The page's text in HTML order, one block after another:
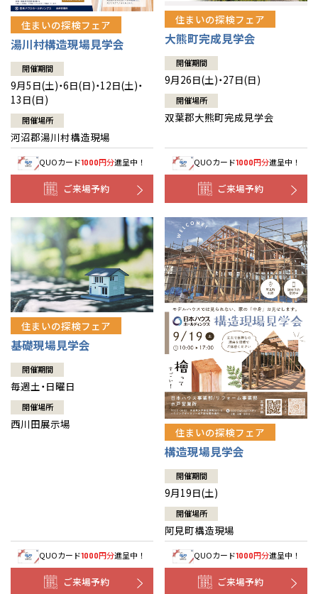
住まいの探検フェア
湯川村構造現場見学会
開催期間
9月5日(土)・6日(日)・12日(土)・
13日(日)
開催場所
河沼郡湯川村構造現場
QUOカード1000円分進呈中！
ご来場予約
住まいの探検フェア
大熊町完成見学会
開催期間
9月26日(土)・27日(日)
開催場所
双葉郡大熊町完成見学会
QUOカード1000円分進呈中！
ご来場予約
住まいの探検フェア
基礎現場見学会
開催期間
毎週土・日曜日
開催場所
西川田展示場
QUOカード1000円分進呈中！
ご来場予約
住まいの探検フェア
構造現場見学会
開催期間
9月19日(土)
開催場所
阿見町構造現場
QUOカード1000円分進呈中！
ご来場予約